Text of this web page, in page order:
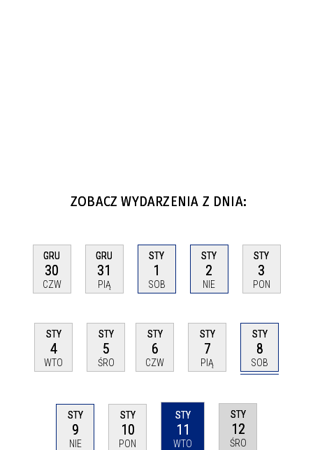
ZOBACZ WYDARZENIA Z DNIA:
GRU
30
CZW
GRU
31
PIĄ
STY
1
SOB
STY
2
NIE
STY
3
PON
STY
4
WTO
STY
5
ŚRO
STY
6
CZW
STY
7
PIĄ
STY
8
SOB
STY
9
NIE
STY
10
PON
STY
11
WTO
STY
12
ŚRO